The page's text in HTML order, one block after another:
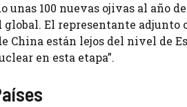
unas 100 nuevas ojivas al año
El representante adjunto
China están lejos del nivel de
en esta etapa”.